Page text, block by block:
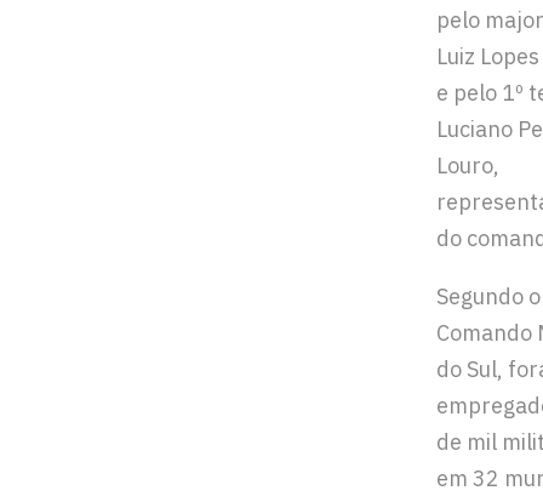
pelo
Luiz
e pelo 1º
Luciano
Louro,
do
Segundo o
Comando
do Sul,
de mil
em 32